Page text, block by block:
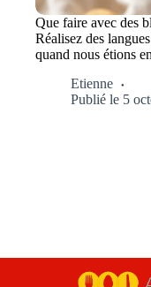
Que faire avec des
Réalisez des
quand nous étions
Etienne
Publié le 5